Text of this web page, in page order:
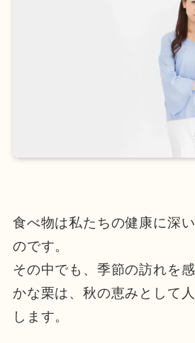
食べ物は私たちの健康に深
のです。
その中でも、季節の訪れを
かな栗は、秋の恵みとして
します。